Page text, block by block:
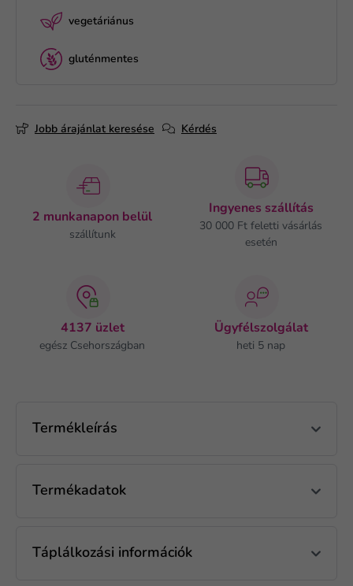
vegetáriánus
gluténmentes
Jobb árajánlat keresése Kérdés
2 munkanapon belül
szállítunk
Ingyenes szállítás
30 000 Ft feletti vásárlás
esetén
4137 üzlet
egész Csehországban
Ügyfélszolgálat
heti 5 nap
Termékleírás
Termékadatok
Táplálkozási információk